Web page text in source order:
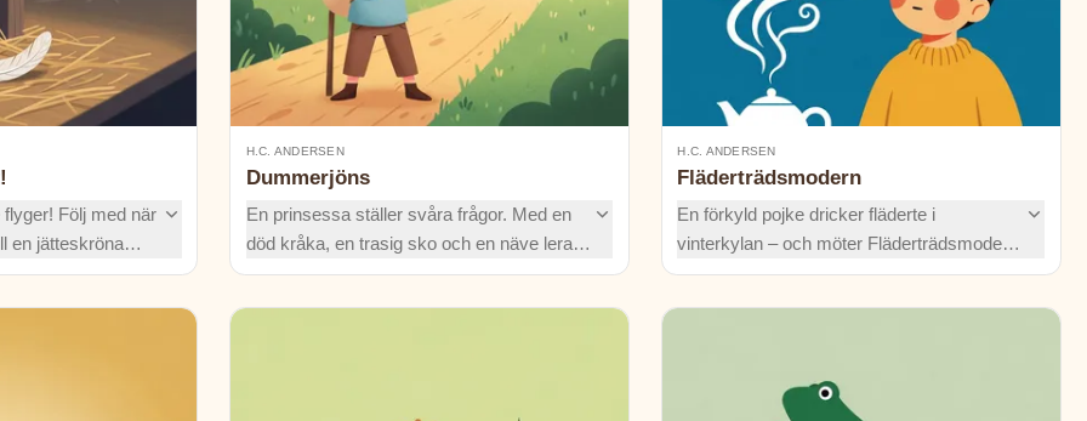
flyger! Följ med när
en jätteskröna
Men vem vågar
som faktiskt
H.C. ANDERSEN
Dummerjöns
En prinsessa ställer svåra frågor. Med en
död kråka, en trasig sko och en näve lera
vänder Dummerjöns upp och ner på hovet.
Vem vinner kampen om orden? Skratta och
H.C. ANDERSEN
Fläderträdsmodern
En förkyld pojke dricker fläderte i
vinterkylan – och möter Fläderträdsmodern!
Följ med på en varm, förtrollande resa
genom ett helt liv under ett fläderträd. Var